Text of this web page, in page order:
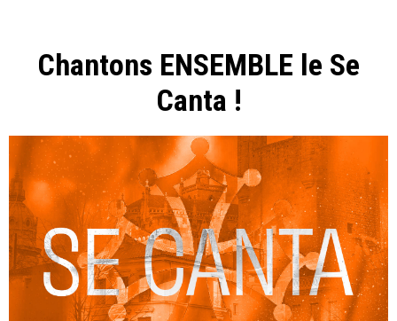
Chantons ENSEMBLE le Se
Canta !